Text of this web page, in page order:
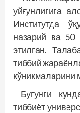
уйғунлигига
Институтда
назарий ва 50
этилган.
тиббий
кўникмаларини
Бугунги
тиббиёт